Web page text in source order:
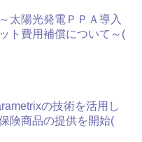
太陽光発電ＰＰＡ導入
ト費用補償について～(
の技術を活用し
険商品の提供を開始(